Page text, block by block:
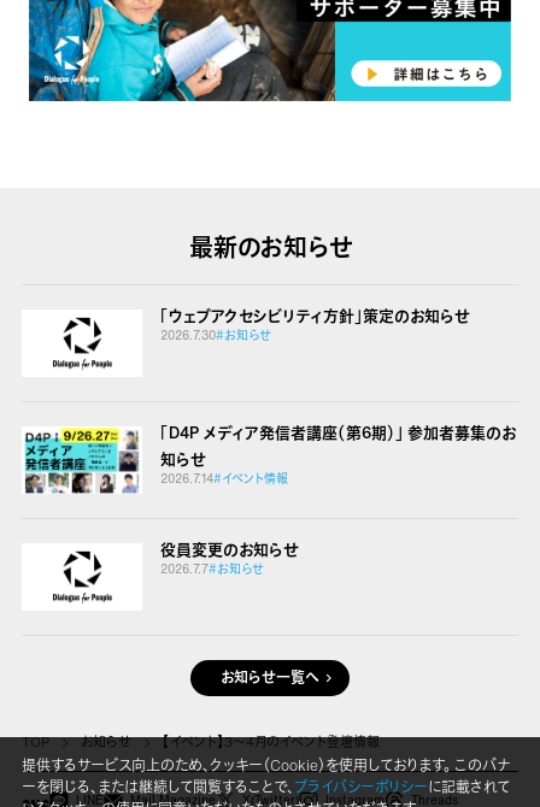
最新のお知らせ
「ウェブアクセシビリティ方針」策定のお知らせ
2026.7.30#お知らせ
「D4P メディア発信者講座（第6期）」 参加者募集のお
知らせ
2026.7.14#イベント情報
役員変更のお知らせ
2026.7.7#お知らせ
お知らせ一覧へ
TOP お知らせ 【イベント】3〜4月のイベント登壇情報
LINE Mail Magazine X(Twitter) Instagram Threads
提供するサービス向上のため、クッキー（Cookie）を使用しております。 このバナ
ーを閉じる、または継続して閲覧することで、プライバシーポリシーに記載されて